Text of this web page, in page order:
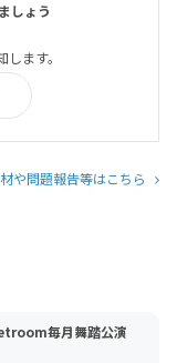
しょう
ます。
や問題報告等はこちら
毎月舞踏公演